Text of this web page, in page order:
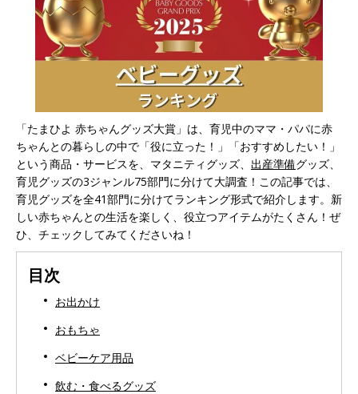
「たまひよ 赤ちゃんグッズ大賞」は、育児中のママ・パパに赤
ちゃんとの暮らしの中で「役に立った！」「おすすめしたい！」
という商品・サービスを、マタニティグッズ、 出産準備グッズ、
育児グッズの3ジャンル75部門に分けて大調査！この記事では、
育児グッズを全41部門に分けてランキング形式で紹介します。新
しい赤ちゃんとの生活を楽しく、役立つアイテムがたくさん！ぜ
ひ、チェックしてみてくださいね！
目次
お出かけ
おもちゃ
ベビーケア用品
飲む・食べるグッズ